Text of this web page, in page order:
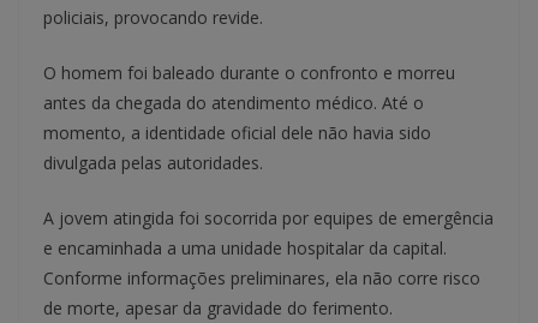
policiais, provocando revide.
O homem foi baleado durante o confronto e morreu
antes da chegada do atendimento médico. Até o
momento, a identidade oficial dele não havia sido
divulgada pelas autoridades.
A jovem atingida foi socorrida por equipes de emergência
e encaminhada a uma unidade hospitalar da capital.
Conforme informações preliminares, ela não corre risco
de morte, apesar da gravidade do ferimento.